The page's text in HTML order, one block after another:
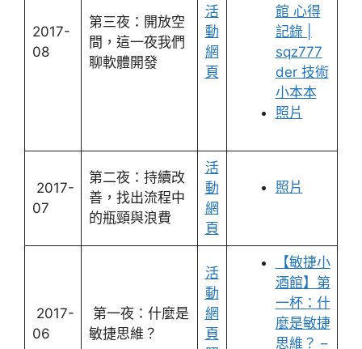
2017-
08
第三夜：開放空
間，這一夜我們
聊軟體開發
活
動
網
頁
館 心得
記錄 |
sqz777
der 技術
小本本
照片
2017-
07
第二夜：持續改
善，找出流程中
的瓶頸與浪費
活
動
網
頁
照片
2017-
06
第一夜：什麼是
敏捷思維？
活
動
網
頁
【敏捷小
酒館】第
一杯：什
麼是敏捷
思維？ –